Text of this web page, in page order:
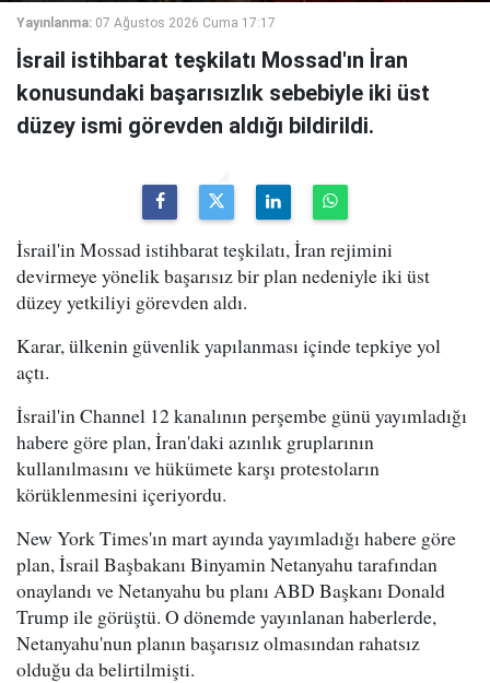
Yayınlanma: 07 Ağustos 2026 Cuma 17:17
İsrail istihbarat teşkilatı Mossad'ın İran
konusundaki başarısızlık sebebiyle iki üst
düzey ismi görevden aldığı bildirildi.
İsrail'in Mossad istihbarat teşkilatı, İran rejimini
devirmeye yönelik başarısız bir plan nedeniyle iki üst
düzey yetkiliyi görevden aldı.
Karar, ülkenin güvenlik yapılanması içinde tepkiye yol
açtı.
İsrail'in Channel 12 kanalının perşembe günü yayımladığı
habere göre plan, İran'daki azınlık gruplarının
kullanılmasını ve hükümete karşı protestoların
körüklenmesini içeriyordu.
New York Times'ın mart ayında yayımladığı habere göre
plan, İsrail Başbakanı Binyamin Netanyahu tarafından
onaylandı ve Netanyahu bu planı ABD Başkanı Donald
Trump ile görüştü. O dönemde yayınlanan haberlerde,
Netanyahu'nun planın başarısız olmasından rahatsız
olduğu da belirtilmişti.